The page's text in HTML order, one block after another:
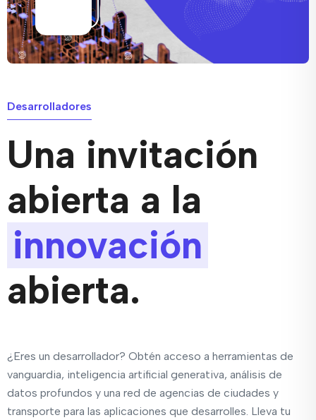
Desarrolladores
Una invitación
abierta a la
innovación
abierta.
¿Eres un desarrollador? Obtén acceso a herramientas de
vanguardia, inteligencia artificial generativa, análisis de
datos profundos y una red de agencias de ciudades y
transporte para las aplicaciones que desarrolles. Lleva tu